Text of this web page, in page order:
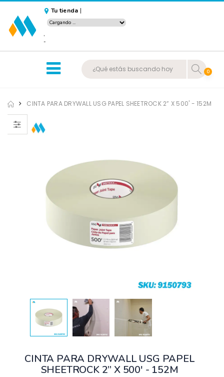
Tu tienda |
,
-
0
CINTA PARA DRYWALL USG PAPEL SHEETROCK 2” X 500' - 152M
CINTA PARA DRYWALL USG PAPEL
SHEETROCK 2” X 500' - 152M